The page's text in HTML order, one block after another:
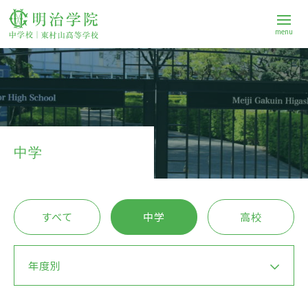
menu
学校案内
中学校
進路
Q&A
中学
すべて 中学 高校
年度別